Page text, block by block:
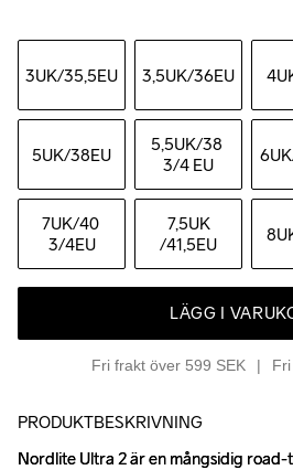
3UK/35,5EU 3,5UK/36EU
5UK/38EU 5,5UK/38
3/4 EU
6UK
7UK/40
3/4EU
7,5UK
/41,5EU
LÄGG I
Fri frakt över 599 SEK
PRODUKTBESKRIVNING
Nordlite Ultra 2 är en mångsidig
Nordlite Ultra 2 är en mångsidig